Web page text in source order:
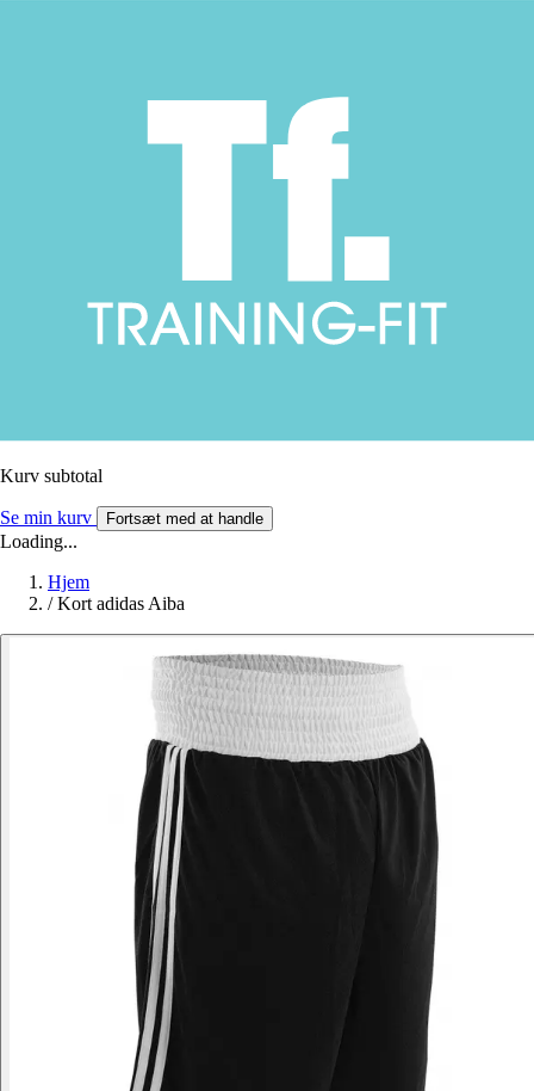
Kurv subtotal
Se min kurv Fortsæt med at handle
Loading...
Hjem
/ Kort adidas Aiba